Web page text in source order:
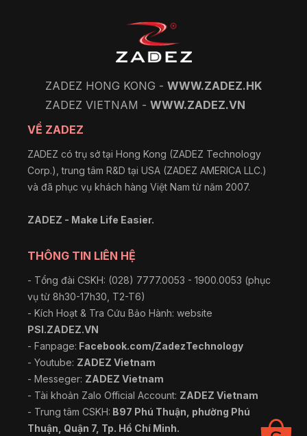
ZADEZ HONG KONG - WWW.ZADEZ.HK
ZADEZ VIETNAM - WWW.ZADEZ.VN
VỀ ZADEZ
ZADEZ có trụ sở tại Hong Kong (ZADEZ Technology
Corp.), trung tâm R&D tại USA (ZADEZ AMERICA LLC.)
và đã phục vụ khách hàng Việt Nam từ năm 2007.
ZADEZ - Make Life Easier.
THÔNG TIN LIÊN HỆ
- Tổng đài CSKH: (028) 7777.0053 - 1900.0053 (phục
vụ từ 8h30-17h30, T2-T6)
- Kích Hoạt & Tra Cứu Bảo Hành: website
PSI.ZADEZ.VN
- Fanpage: Facebook.com/ZadezTechnology
- Youtube: ZADEZ Vietnam
- Messeger: ZADEZ Vietnam
- Tài khoản Zalo Official Account: ZADEZ Vietnam
- Trung tâm CSKH: B97 Phú Thuận, phường Phú
Thuận, Quận 7, Tp. Hồ Chí Minh.